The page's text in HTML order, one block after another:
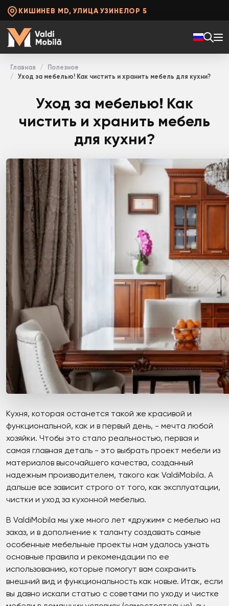
КИШИНЕВ MD, УЛИЦА УЗИНЕЛОР 5
Главная
Полезное
Уход за мебелью! Как чистить и хранить мебель для кухни?
Уход за мебелью! Как
чистить и хранить мебель
для кухни?
Кухня, которая останется такой же красивой и
функциональной, как и в первый день, - мечта любой
хозяйки. Чтобы это стало реальностью, первая и
самая главная деталь - это выбрать проект мебели из
материалов высочайшего качества, созданный
надежным производителем, такого как ValdiMobila. А
дальше все зависит строго от того, как эксплуатации,
чистки и уход за кухонной мебелью.
В ValdiMobila мы уже много лет «дружим» с мебелью на
заказ, и в дополнение к таланту создавать самые
особенные мебельные проекты нам удалось узнать
основные правила и рекомендации по ее
использованию, которые помогут вам сохранить
внешний вид и функциональность как новые. Итак, если
вы давно искали статью с советами по уходу и чистке